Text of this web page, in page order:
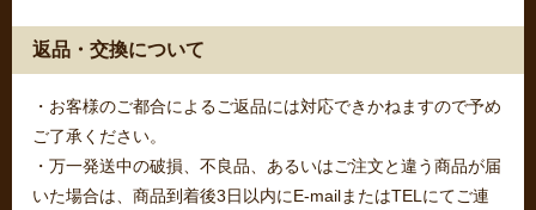
返品・交換について
・お客様のご都合によるご返品には対応できかねますので予め
ご了承ください。
・万一発送中の破損、不良品、あるいはご注文と違う商品が届
いた場合は、商品到着後3日以内にE-mailまたはTELにてご連